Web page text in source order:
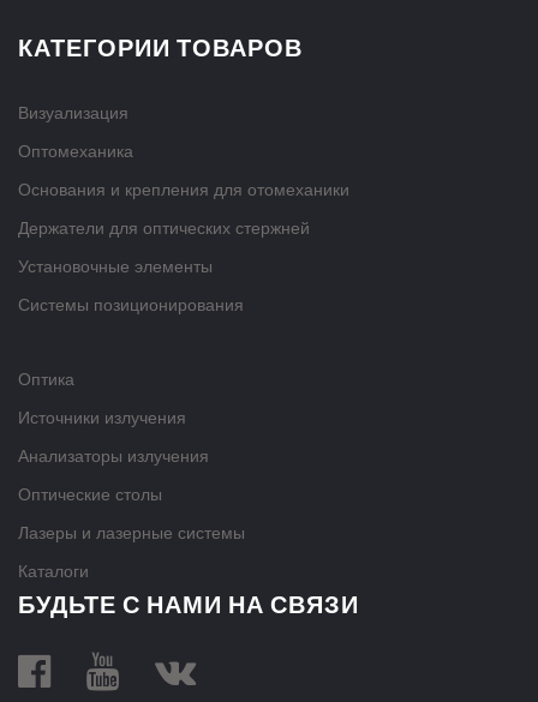
КАТЕГОРИИ ТОВАРОВ
Визуализация
Оптомеханика
Основания и крепления для отомеханики
Держатели для оптических стержней
Установочные элементы
Системы позиционирования
Оптика
Источники излучения
Анализаторы излучения
Оптические столы
Лазеры и лазерные системы
Каталоги
БУДЬТЕ С НАМИ НА СВЯЗИ